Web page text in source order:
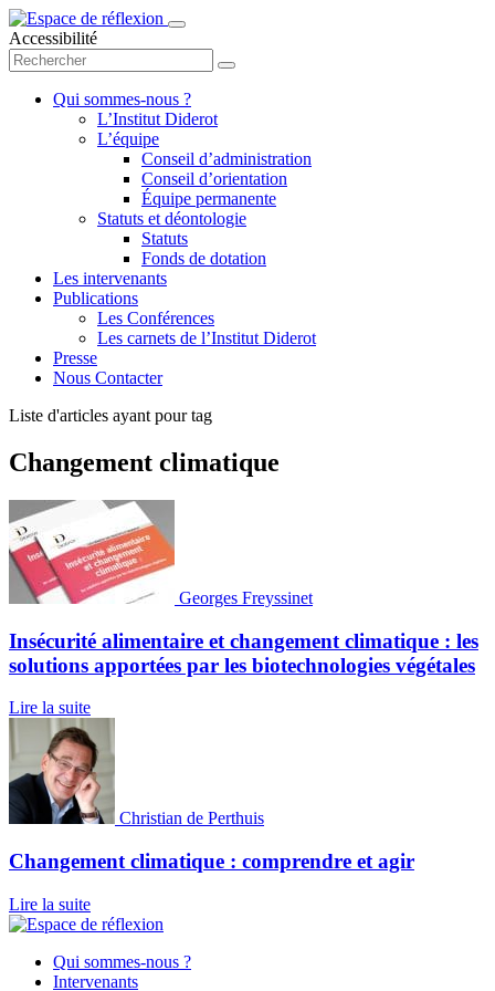
Accessibilité
Qui sommes-nous ?
L’Institut Diderot
L’équipe
Conseil d’administration
Conseil d’orientation
Équipe permanente
Statuts et déontologie
Statuts
Fonds de dotation
Les intervenants
Publications
Les Conférences
Les carnets de l’Institut Diderot
Presse
Nous Contacter
Liste d'articles ayant pour tag
Changement climatique
Georges Freyssinet
Insécurité alimentaire et changement climatique : les
solutions apportées par les biotechnologies végétales
Lire la suite
Christian de Perthuis
Changement climatique : comprendre et agir
Lire la suite
Qui sommes-nous ?
Intervenants